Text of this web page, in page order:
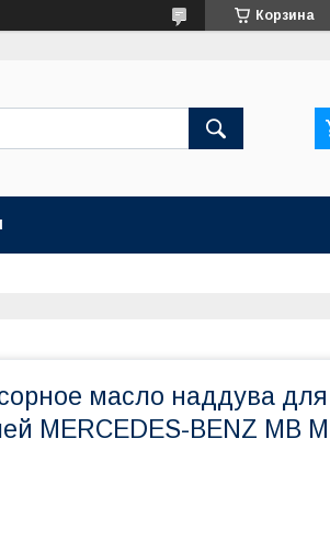
Корзина
масло наддува для
MERCEDES-BENZ МВ